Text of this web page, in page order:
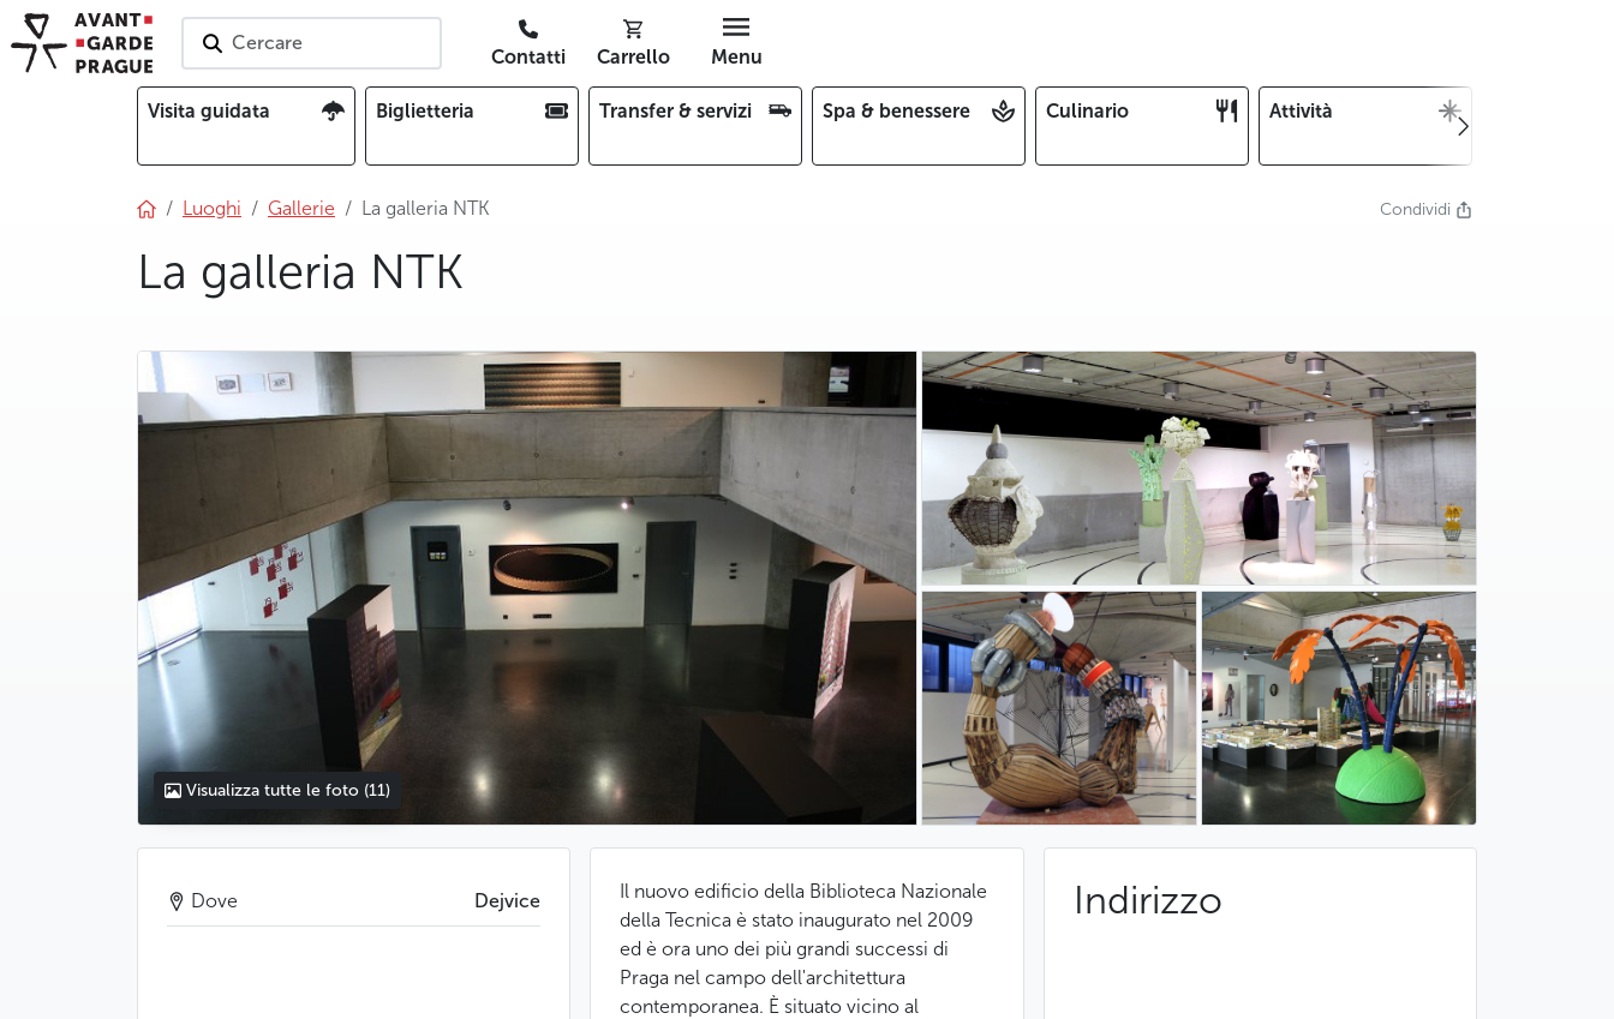
Cercare
Contatti Carrello Menu
Visita guidata Biglietteria Transfer & servizi Spa & benessere Culinario Attività
Luoghi Gallerie La galleria NTK Condividi
La galleria NTK
photo 5
photo 6
photo 7
photo 8
photo 9
photo 10
photo 11
Visualizza tutte le foto (11)
Il nuovo edificio della Biblioteca Nazionale
della Tecnica è stato inaugurato nel 2009
ed è ora uno dei più grandi successi di
Praga nel campo dell'architettura
contemporanea. È situato vicino al
Dove Dejvice Indirizzo